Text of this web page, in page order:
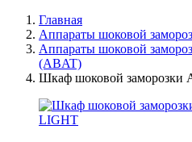
Главная
Аппараты шоковой
Аппараты шоковой
(ABAT)
Шкаф шоковой